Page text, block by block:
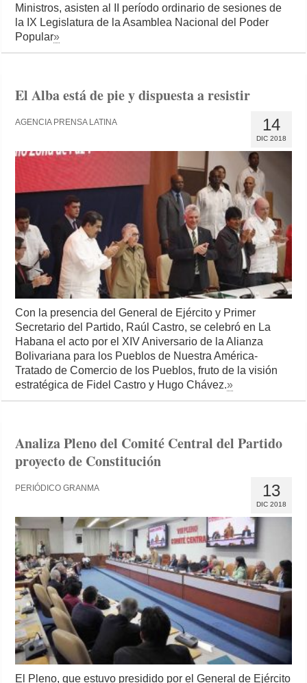
Ministros, asisten al II período ordinario de sesiones de
la IX Legislatura de la Asamblea Nacional del Poder
Popular»
El Alba está de pie y dispuesta a resistir
14
DIC 2018
AGENCIA PRENSA LATINA
Con la presencia del General de Ejército y Primer
Secretario del Partido, Raúl Castro, se celebró en La
Habana el acto por el XIV Aniversario de la Alianza
Bolivariana para los Pueblos de Nuestra América-
Tratado de Comercio de los Pueblos, fruto de la visión
estratégica de Fidel Castro y Hugo Chávez.»
Analiza Pleno del Comité Central del Partido
proyecto de Constitución
13
DIC 2018
PERIÓDICO GRANMA
El Pleno, que estuvo presidido por el General de Ejército